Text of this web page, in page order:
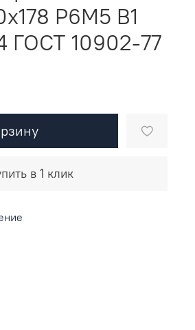
Р6М5 В1
ГОСТ 10902-77
в 1 клик